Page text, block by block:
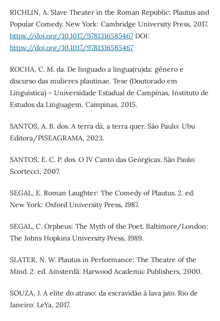
RICHLIN, A. Slave Theater in the Roman Republic: Plautus and
Popular Comedy. New York: Cambridge University Press, 2017.
https://doi.org/10.1017/9781316585467DOI:
https://doi.org/10.1017/9781316585467
ROCHA, C. M. da. De linguado a lingua(ru)da: gênero e
discurso das mulieres plautinae. Tese (Doutorado em
Linguística) – Universidade Estadual de Campinas, Instituto de
Estudos da Linguagem, Campinas, 2015.
SANTOS, A. B. dos. A terra dá, a terra quer. São Paulo: Ubu
Editora/PISEAGRAMA, 2023.
SANTOS, E. C. P. dos. O IV Canto das Geórgicas. São Paulo:
Scortecci, 2007.
SEGAL, E. Roman Laughter: The Comedy of Plautus. 2. ed.
New York: Oxford University Press, 1987.
SEGAL, C. Orpheus: The Myth of the Poet. Baltimore/London:
The Johns Hopkins University Press, 1989.
SLATER, N. W. Plautus in Performance: The Theatre of the
Mind. 2. ed. Amsterdã: Harwood Academic Publishers, 2000.
SOUZA, J. A elite do atraso: da escravidão à lava jato. Rio de
Janeiro: LeYa, 2017.